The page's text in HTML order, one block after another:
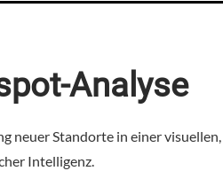
Analyse
neuer Standorte in einer visuellen,
Intelligenz.